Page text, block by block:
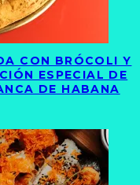
CON BRÓCOLI Y
ESPECIAL DE
DE HABANA